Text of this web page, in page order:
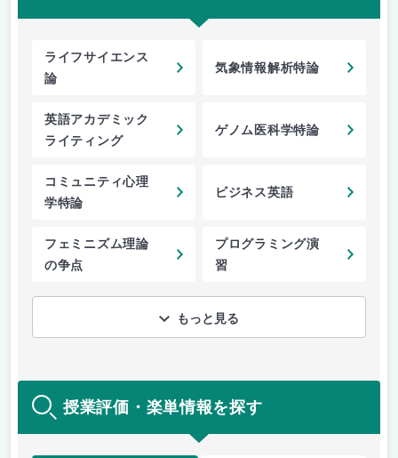
ライフサイエンス
論
気象情報解析特論
英語アカデミック
ライティング
ゲノム医科学特論
コミュニティ心理
学特論
ビジネス英語
フェミニズム理論
の争点
プログラミング演
習
もっと見る
授業評価・楽単情報を探す